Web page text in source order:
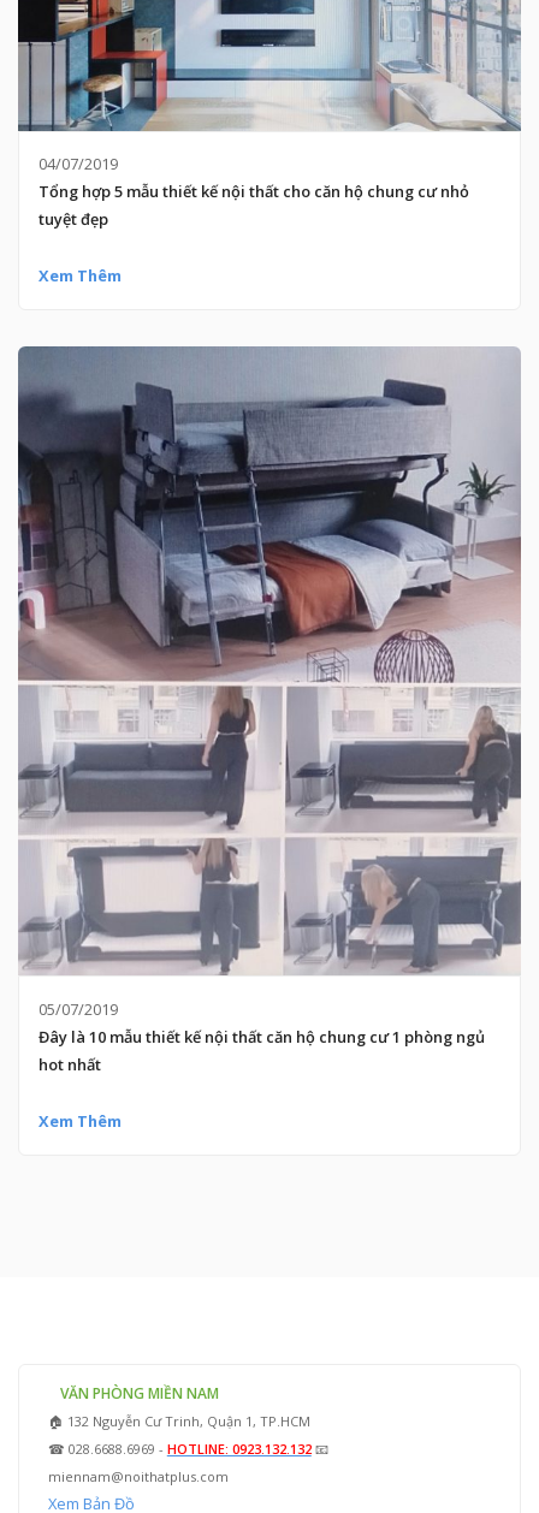
04/07/2019
Tổng hợp 5 mẫu thiết kế nội thất cho căn hộ chung cư nhỏ
tuyệt đẹp
Xem Thêm
05/07/2019
Đây là 10 mẫu thiết kế nội thất căn hộ chung cư 1 phòng ngủ
hot nhất
Xem Thêm
VĂN PHÒNG MIỀN NAM
🏠 132 Nguyễn Cư Trinh, Quận 1, TP.HCM
☎ 028.6688.6969 - HOTLINE: 0923.132.132📧
miennam@noithatplus.com
Xem Bản Đồ